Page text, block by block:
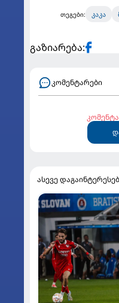
თეგები: კაკა
გაზიარება:
კომენტარები
ასევე